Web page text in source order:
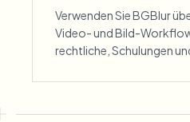
Verwenden Sie BGBlur
Video- und Bild-
rechtliche, Schulungen